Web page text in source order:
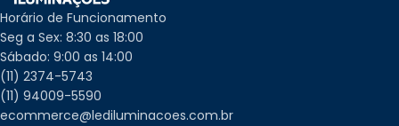
Horário de Funcionamento
Seg a Sex: 8:30 as 18:00
Sábado: 9:00 as 14:00
(11) 2374-5743
(11) 94009-5590
ecommerce@lediluminacoes.com.br